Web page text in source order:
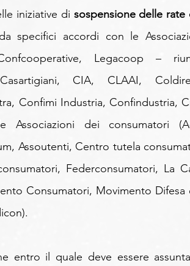
iniziative di sospensione delle rate
specifici accordi con le
Legacoop –
CIA, CLAAI,
Confimi Industria, Confindustria,
Associazioni dei consumatori
Assoutenti, Centro tutela
Federconsumatori, La
Consumatori, Movimento Difesa
entro il quale deve essere